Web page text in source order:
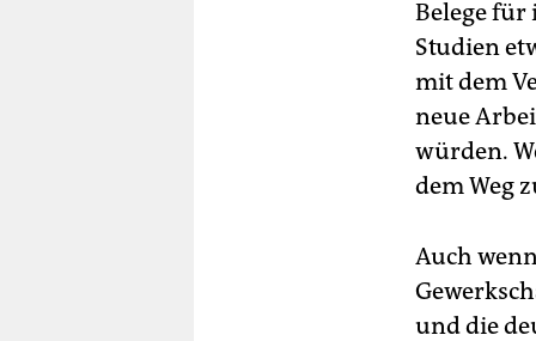
Belege für
Studien
mit dem
neue
würden.
dem Weg
Auch
und die